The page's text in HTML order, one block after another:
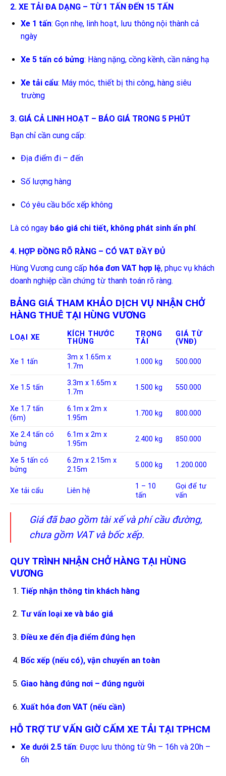
2. XE TẢI ĐA DẠNG – TỪ 1 TẤN ĐẾN 15 TẤN
Xe 1 tấn: Gọn nhẹ, linh hoạt, lưu thông nội thành cả
ngày
Xe 5 tấn có bửng: Hàng nặng, cồng kềnh, cần nâng hạ
Xe tải cẩu: Máy móc, thiết bị thi công, hàng siêu
trường
3. GIÁ CẢ LINH HOẠT – BÁO GIÁ TRONG 5 PHÚT
Bạn chỉ cần cung cấp:
Địa điểm đi – đến
Số lượng hàng
Có yêu cầu bốc xếp không
Là có ngay báo giá chi tiết, không phát sinh ẩn phí.
4. HỢP ĐỒNG RÕ RÀNG – CÓ VAT ĐẦY ĐỦ
Hùng Vương cung cấp hóa đơn VAT hợp lệ, phục vụ khách
doanh nghiệp cần chứng từ thanh toán rõ ràng.
BẢNG GIÁ THAM KHẢO DỊCH VỤ NHẬN CHỞ
HÀNG THUÊ TẠI HÙNG VƯƠNG
LOẠI XE
KÍCH THƯỚC
THÙNG
TRỌNG
TẢI
GIÁ TỪ
(VNĐ)
Xe 1 tấn
3m x 1.65m x
1.7m
1.000 kg 500.000
Xe 1.5 tấn
3.3m x 1.65m x
1.7m
1.500 kg 550.000
Xe 1.7 tấn
(6m)
6.1m x 2m x
1.95m
1.700 kg 800.000
Xe 2.4 tấn có
bửng
6.1m x 2m x
1.95m
2.400 kg 850.000
Xe 5 tấn có
bửng
6.2m x 2.15m x
2.15m
5.000 kg 1.200.000
Xe tải cẩu Liên hệ
1 – 10
tấn
Gọi để tư
vấn
Giá đã bao gồm tài xế và phí cầu đường,
chưa gồm VAT và bốc xếp.
QUY TRÌNH NHẬN CHỞ HÀNG TẠI HÙNG
VƯƠNG
Tiếp nhận thông tin khách hàng
Tư vấn loại xe và báo giá
Điều xe đến địa điểm đúng hẹn
Bốc xếp (nếu có), vận chuyển an toàn
Giao hàng đúng nơi – đúng người
Xuất hóa đơn VAT (nếu cần)
HỖ TRỢ TƯ VẤN GIỜ CẤM XE TẢI TẠI TPHCM
Xe dưới 2.5 tấn: Được lưu thông từ 9h – 16h và 20h –
6h